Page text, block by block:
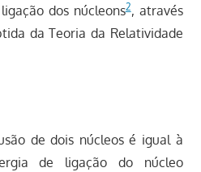
dos núcleons2, através
da Teoria da Relatividade
de dois núcleos é igual à
de ligação do núcleo